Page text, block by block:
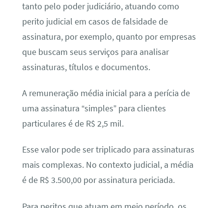
tanto pelo poder judiciário, atuando como
perito judicial em casos de falsidade de
assinatura, por exemplo, quanto por empresas
que buscam seus serviços para analisar
assinaturas, títulos e documentos.
A remuneração média inicial para a perícia de
uma assinatura “simples” para clientes
particulares é de R$ 2,5 mil.
Esse valor pode ser triplicado para assinaturas
mais complexas. No contexto judicial, a média
é de R$ 3.500,00 por assinatura periciada.